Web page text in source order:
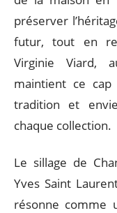
préserver
futur, tout en
Virginie Viard,
maintient ce
tradition et
chaque collection.
Le sillage de
Yves Saint
résonne comme